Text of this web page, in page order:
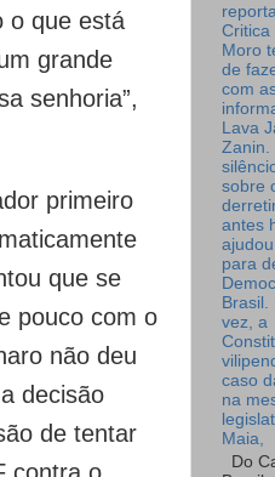
o que está
grande
senhoria”,
primeiro
que se
pouco com o
não deu
decisão
de tentar
Critica
Moro
de
com
Lava
Zanin.
sobre
antes
para
Brasil.
vez, a
caso
na
Maia,
Do